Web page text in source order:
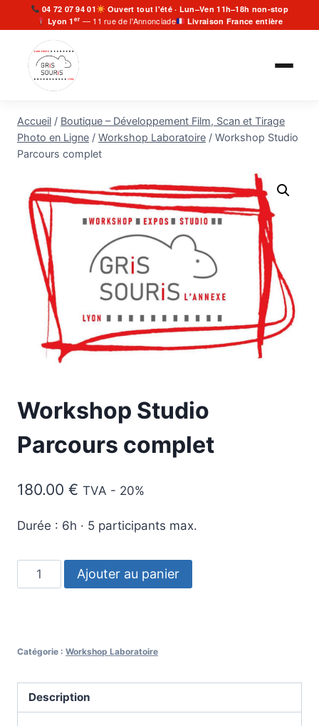
04 72 07 94 01
Ouvert tout l'été · Lun–Ven 11h–18h non-stop
Lyon 1er — 11 rue de l'Annonciade Livraison France entière
au
contenu
Accueil / Boutique – Développement Film, Scan et Tirage
Photo en Ligne / Workshop Laboratoire / Workshop Studio
Parcours complet
Workshop Studio
Parcours complet
180.00 € TVA - 20%
Durée : 6h · 5 participants max.
quantité
de
Parcours
Ajouter au panier
Catégorie : Workshop Laboratoire
Description